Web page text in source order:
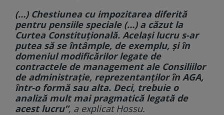
(…) Chestiunea cu impozitarea diferită
pentru pensiile speciale (…) a căzut la
Curtea Constituţională. Acelaşi lucru s-ar
putea să se întâmple, de exemplu, şi în
domeniul modificărilor legate de
contractele de management ale Consiliilor
de administraţie, reprezentanţilor în AGA,
într-o formă sau alta. Deci, trebuie o
analiză mult mai pragmatică legată de
acest lucru”, a explicat Hossu.